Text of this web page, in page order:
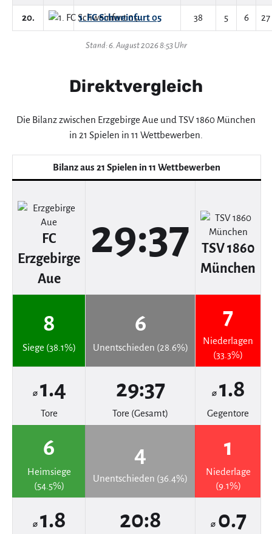
20. 1. FC Schweinfurt 05 38 5 6 27
Stand: 6. August 2026 8:53 Uhr
Direktvergleich
Die Bilanz zwischen Erzgebirge Aue und TSV 1860 München
in 21 Spielen in 11 Wettbewerben.
Bilanz aus 21 Spielen in 11 Wettbewerben
FC
Erzgebirge
Aue
29:37
TSV 1860
München
8
Siege (38.1%)
6
Unentschieden (28.6%)
7
Niederlagen
(33.3%)
⌀ 1.4
Tore
29:37
Tore (Gesamt)
⌀ 1.8
Gegentore
6
Heimsiege
(54.5%)
4
Unentschieden (36.4%)
1
Niederlage
(9.1%)
⌀ 1.8 20:8 ⌀ 0.7